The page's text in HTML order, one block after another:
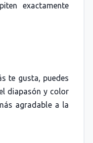
exactamente
te gusta, puedes
diapasón y color
agradable a la